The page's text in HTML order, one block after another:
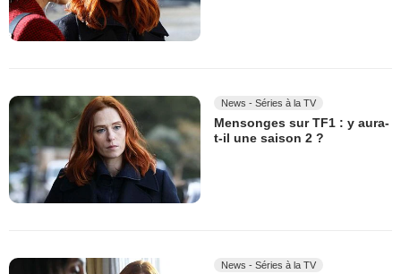
News - Séries à la TV
Mensonges sur TF1 : y aura-
t-il une saison 2 ?
News - Séries à la TV